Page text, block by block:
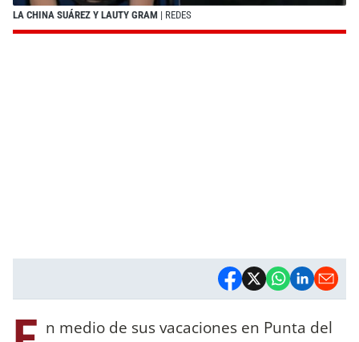
LA CHINA SUÁREZ Y LAUTY GRAM | REDES
n medio de sus vacaciones en Punta del